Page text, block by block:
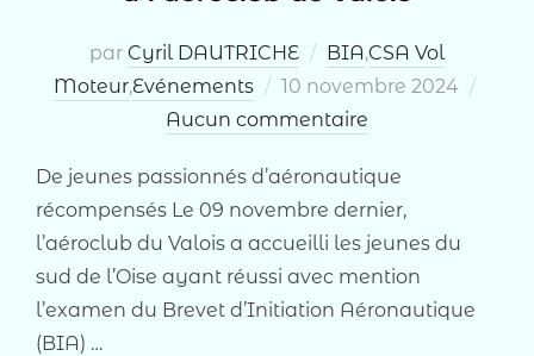
par Cyril DAUTRICHE BIA,CSA Vol
Moteur,Evénements
Publié
le
10 novembre 2024
Aucun commentaire
De jeunes passionnés d’aéronautique
récompensés Le 09 novembre dernier,
l’aéroclub du Valois a accueilli les jeunes du
sud de l’Oise ayant réussi avec mention
l’examen du Brevet d’Initiation Aéronautique
(BIA) …